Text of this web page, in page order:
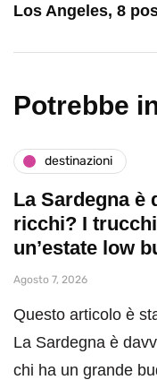
Los Angeles, 8
Potrebbe
destinazioni
La Sardegna è
ricchi? I
un’estate low
Agosto 7, 2026
Questo articolo è
La Sardegna è
chi ha un grande